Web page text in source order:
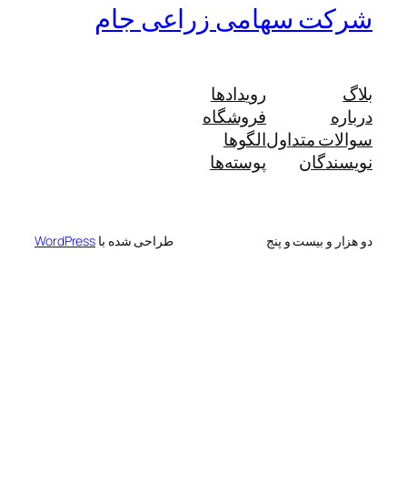
شرکت سهامی زراعی جام
بلاگ
درباره
سوالات متداول
نویسندگان
رویدادها
فروشگاه
الگوها
پوسته‌ها
دو هزار و بیست و پنج طراحی شده با WordPress